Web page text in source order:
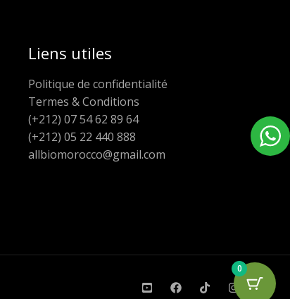
Liens utiles
Politique de confidentialité
Termes & Conditions
(+212) 07 54 62 89 64
(+212) 05 22 440 888
allbiomorocco@gmail.com
0